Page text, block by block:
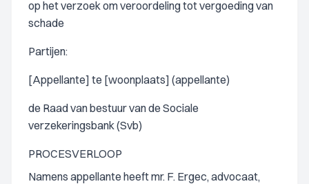
op het verzoek om veroordeling tot vergoeding van
schade
Partijen:
[Appellante] te [woonplaats] (appellante)
de Raad van bestuur van de Sociale
verzekeringsbank (Svb)
PROCESVERLOOP
Namens appellante heeft mr. F. Ergec, advocaat,